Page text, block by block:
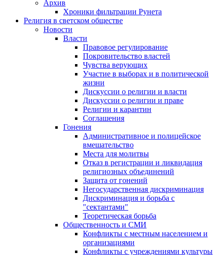
Архив
Хроники фильтрации Рунета
Религия в светском обществе
Новости
Власти
Правовое регулирование
Покровительство властей
Чувства верующих
Участие в выборах и в политической
жизни
Дискуссии о религии и власти
Дискуссии о религии и праве
Религии и карантин
Соглашения
Гонения
Административное и полицейское
вмешательство
Места для молитвы
Отказ в регистрации и ликвидация
религиозных объединений
Защита от гонений
Негосударственная дискриминация
Дискриминация и борьба с
"сектантами"
Теоретическая борьба
Общественность и СМИ
Конфликты с местным населением и
организациями
Конфликты с учреждениями культуры